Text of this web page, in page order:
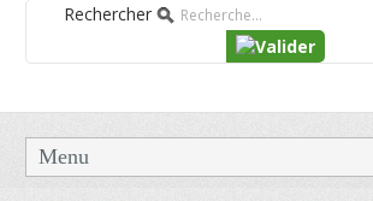
Rechercher
Menu